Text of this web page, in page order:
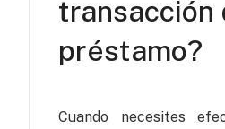
transacción
préstamo?
Cuando necesites